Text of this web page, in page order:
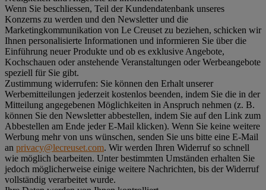
Wenn Sie beschliessen, Teil der Kundendatenbank unseres
Konzerns zu werden und den Newsletter und die
Marketingkommunikation von Le Creuset zu beziehen, schicken wir
Ihnen personalisierte Informationen und informieren Sie über die
Einführung neuer Produkte und ob es exklusive Angebote,
Kochschauen oder anstehende Veranstaltungen oder Werbeangebote
speziell für Sie gibt.
Zustimmung widerrufen: Sie können den Erhalt unserer
Werbemitteilungen jederzeit kostenlos beenden, indem Sie die in der
Mitteilung angegebenen Möglichkeiten in Anspruch nehmen (z. B.
können Sie den Newsletter abbestellen, indem Sie auf den Link zum
Abbestellen am Ende jeder E-Mail klicken). Wenn Sie keine weitere
Werbung mehr von uns wünschen, senden Sie uns bitte eine E-Mail
an privacy@lecreuset.com. Wir werden Ihren Widerruf so schnell
wie möglich bearbeiten. Unter bestimmten Umständen erhalten Sie
jedoch möglicherweise einige weitere Nachrichten, bis der Widerruf
vollständig verarbeitet wurde.